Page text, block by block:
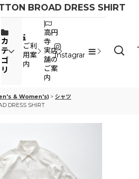
BROAD DRESS SHIRT
カ
テ
ゴ
リ
ご利
用案
内
高円
寺
実店
舗の
ご案
内
Instagram
& Women's) > シャツ
DRESS SHIRT